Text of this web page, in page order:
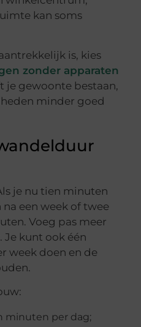
kan soms
is, kies
zonder apparaten
je gewoonte bestaan,
minder goed
je nu tien minuten
een week of twee
Voeg pas meer
Je kunt ook één
week doen en de
minuten per dag;